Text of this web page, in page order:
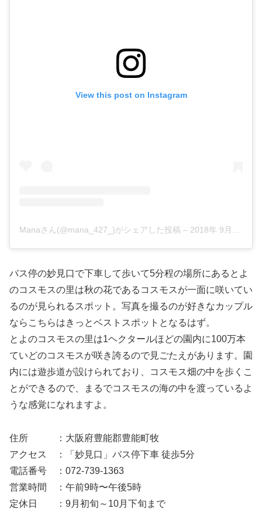
View this post on Instagram
Manaさん(@mana_427_)がシェアした投稿 – 2018年 9月月12日午前3時56分PDT
バス停の妙見口で下車して歩いて5分程の場所にあるとよ
のコスモスの里は秋の花であるコスモスが一面に咲いてい
るのが見られるスポット。写真を撮るのが好きなカップル
ならこちらはきっとベストスポットとなるはず。
とよのコスモスの里は1ヘクタールほどの園内に100万本
ていどのコスモスが咲き誇るので見ごたえがあります。園
内には遊歩道が設けられており、コスモス畑の中を歩くこ
とができるので、まるでコスモスの海の中を渡っているよ
うな感覚になれますよ。
住所 ：大阪府豊能郡豊能町牧
アクセス ：「妙見口」バス停下車 徒歩5分
電話番号 ：072-739-1363
営業時間 ：午前9時〜午後5時
定休日 ：9月初旬～10月下旬まで